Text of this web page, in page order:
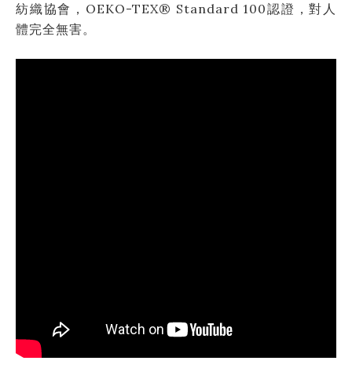
紡織協會，OEKO-TEX® Standard 100認證，對人
體完全無害。